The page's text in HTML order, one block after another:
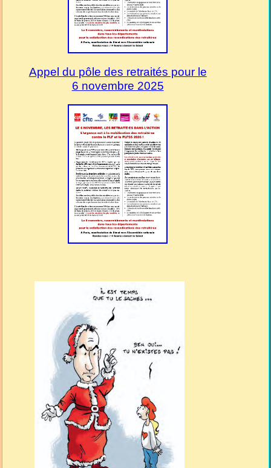
Appel du pôle des retraités pour le
6 novembre 2025